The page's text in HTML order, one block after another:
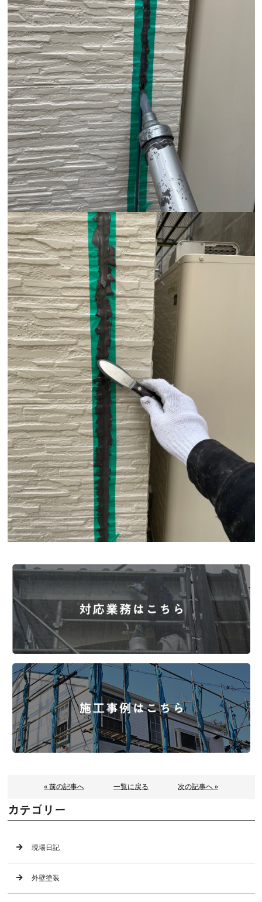
« 前の記事へ 一覧に戻る 次の記事へ »
カテゴリー
現場日記
外壁塗装